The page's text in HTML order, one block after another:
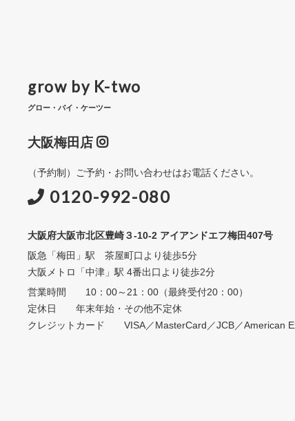
grow by K-two
グロー・バイ・ケーツー
大阪梅田店
（予約制）ご予約・お問い合わせはお電話ください。
0120-992-080
大阪府大阪市北区豊崎３-10-2 アイアンドエフ梅田407号
阪急「梅田」駅 茶屋町口より徒歩5分
大阪メトロ「中津」駅 4番出口より徒歩2分
営業時間 10：00～21：00（最終受付20：00）
定休日 年末年始・その他不定休
クレジットカード VISA／MasterCard／JCB／American